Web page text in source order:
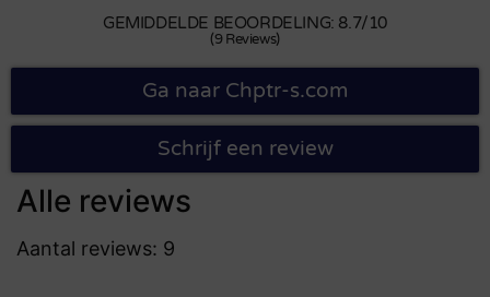
GEMIDDELDE BEOORDELING: 8.7/10
(9 Reviews)
Ga naar Chptr-s.com
Schrijf een review
Alle reviews
Aantal reviews: 9